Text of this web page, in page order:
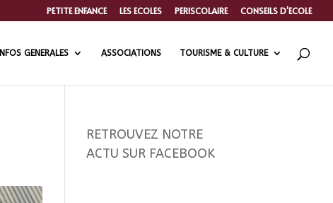
PETITE ENFANCE LES ECOLES PERISCOLAIRE CONSEILS D’ECOLE
INFOS GENERALES ASSOCIATIONS TOURISME & CULTURE
RETROUVEZ NOTRE
ACTU SUR FACEBOOK